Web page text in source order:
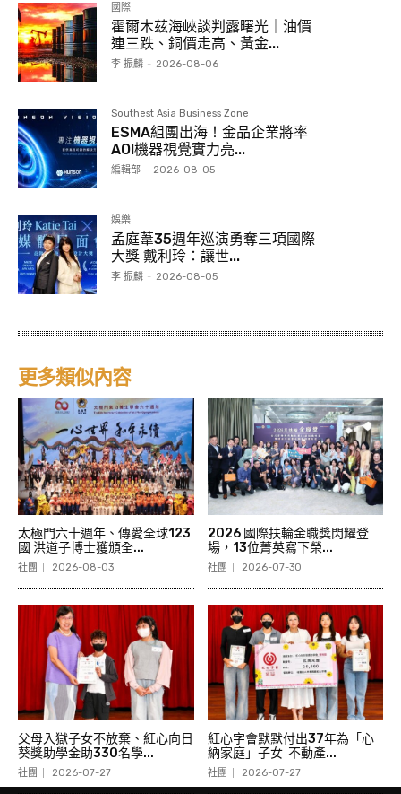
國際
霍爾木茲海峽談判露曙光｜油價
連三跌、銅價走高、黃金...
李 振麟 - 2026-08-06
Southest Asia Business Zone
ESMA組團出海！金品企業將率
AOI機器視覺實力亮...
編輯部 - 2026-08-05
娛樂
孟庭葦35週年巡演勇奪三項國際
大獎 戴利玲：讓世...
李 振麟 - 2026-08-05
更多類似內容
太極門六十週年、傳愛全球123
國 洪道子博士獲頒全...
社團 2026-08-03
2026 國際扶輪金職獎閃耀登
場，13位菁英寫下榮...
社團 2026-07-30
父母入獄子女不放棄、紅心向日
葵獎助學金助330名學...
社團 2026-07-27
紅心字會默默付出37年為「心
納家庭」子女 不動產...
社團 2026-07-27